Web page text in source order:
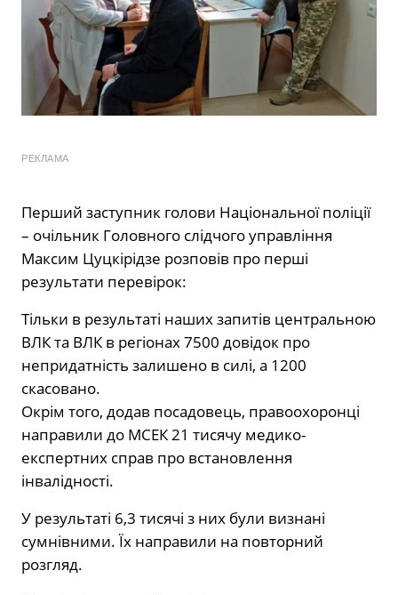
РЕКЛАМА
Перший заступник голови Національної поліції
– очільник Головного слідчого управління
Максим Цуцкірідзе розповів про перші
результати перевірок:
Тільки в результаті наших запитів центральною
ВЛК та ВЛК в регіонах 7500 довідок про
непридатність залишено в силі, а 1200
скасовано.
Окрім того, додав посадовець, правоохоронці
направили до МСЕК 21 тисячу медико-
експертних справ про встановлення
інвалідності.
У результаті 6,3 тисячі з них були визнані
сумнівними. Їх направили на повторний
розгляд.